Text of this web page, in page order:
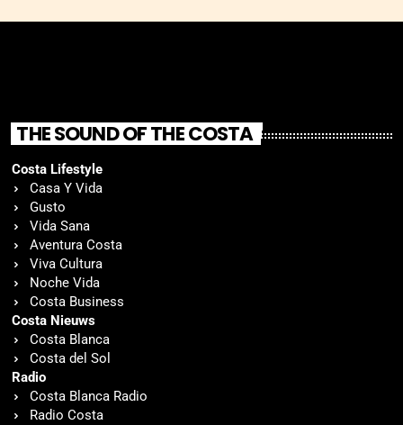
THE SOUND OF THE COSTA
Costa Lifestyle
Casa Y Vida
Gusto
Vida Sana
Aventura Costa
Viva Cultura
Noche Vida
Costa Business
Costa Nieuws
Costa Blanca
Costa del Sol
Radio
Costa Blanca Radio
Radio Costa